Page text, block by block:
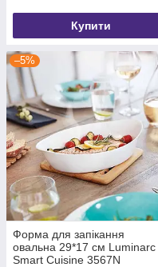
Купити
–5%
Форма для запікання
овальна 29*17 см Luminarc
Smart Cuisine 3567N